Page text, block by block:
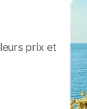
prix et